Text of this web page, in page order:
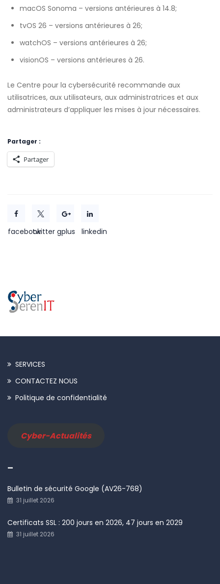
macOS Sonoma – versions antérieures à 14.8;
tvOS 26 – versions antérieures à 26;
watchOS – versions antérieures à 26;
visionOS – versions antérieures à 26.
Le Centre pour la cybersécurité recommande aux
utilisatrices, aux utilisateurs, aux administratrices et aux
administrateurs d’appliquer les mises à jour nécessaires.
Partager :
Partager
facebooktwitter gplus linkedin
SERVICES
CONTACTEZ NOUS
Politique de confidentialité
Cyber-Actualités
–
Bulletin de sécurité Google (AV26-768)
31 juillet 2026
Certificats SSL : 200 jours en 2026, 47 jours en 2029
31 juillet 2026